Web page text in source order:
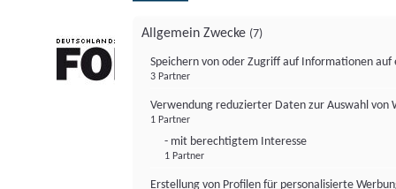
Allgemein Zwecke (7)
Speichern von oder Zugriff auf Informationen auf
3 Partner
Verwendung reduzierter Daten zur Auswahl von
1 Partner
- mit berechtigtem Interesse
1 Partner
Erstellung von Profilen für personalisierte
FONDS professionell